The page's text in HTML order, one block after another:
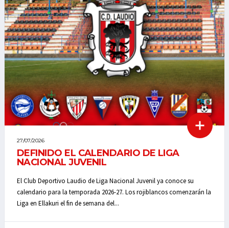
27/07/2026
DEFINIDO EL CALENDARIO DE LIGA
NACIONAL JUVENIL
El Club Deportivo Laudio de Liga Nacional Juvenil ya conoce su
calendario para la temporada 2026-27. Los rojiblancos comenzarán la
Liga en Ellakuri el fin de semana del...